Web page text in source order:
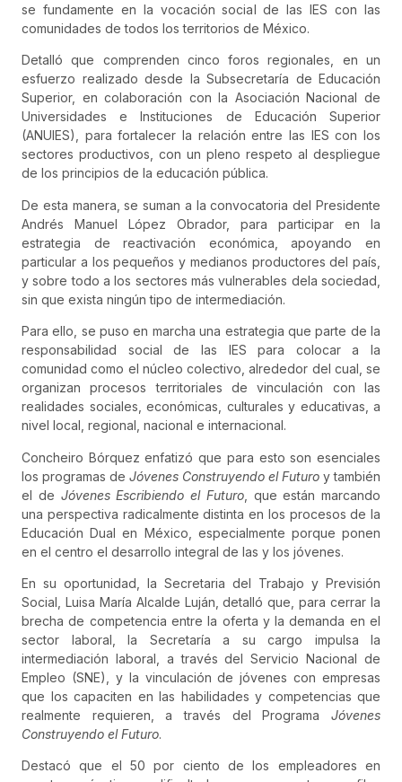
se fundamente en la vocación social de las IES con las
comunidades de todos los territorios de México.
Detalló que comprenden cinco foros regionales, en un
esfuerzo realizado desde la Subsecretaría de Educación
Superior, en colaboración con la Asociación Nacional de
Universidades e Instituciones de Educación Superior
(ANUIES), para fortalecer la relación entre las IES con los
sectores productivos, con un pleno respeto al despliegue
de los principios de la educación pública.
De esta manera, se suman a la convocatoria del Presidente
Andrés Manuel López Obrador, para participar en la
estrategia de reactivación económica, apoyando en
particular a los pequeños y medianos productores del país,
y sobre todo a los sectores más vulnerables dela sociedad,
sin que exista ningún tipo de intermediación.
Para ello, se puso en marcha una estrategia que parte de la
responsabilidad social de las IES para colocar a la
comunidad como el núcleo colectivo, alrededor del cual, se
organizan procesos territoriales de vinculación con las
realidades sociales, económicas, culturales y educativas, a
nivel local, regional, nacional e internacional.
Concheiro Bórquez enfatizó que para esto son esenciales
los programas de Jóvenes Construyendo el Futuro y también
el de Jóvenes Escribiendo el Futuro, que están marcando
una perspectiva radicalmente distinta en los procesos de la
Educación Dual en México, especialmente porque ponen
en el centro el desarrollo integral de las y los jóvenes.
En su oportunidad, la Secretaria del Trabajo y Previsión
Social, Luisa María Alcalde Luján, detalló que, para cerrar la
brecha de competencia entre la oferta y la demanda en el
sector laboral, la Secretaría a su cargo impulsa la
intermediación laboral, a través del Servicio Nacional de
Empleo (SNE), y la vinculación de jóvenes con empresas
que los capaciten en las habilidades y competencias que
realmente requieren, a través del Programa Jóvenes
Construyendo el Futuro.
Destacó que el 50 por ciento de los empleadores en